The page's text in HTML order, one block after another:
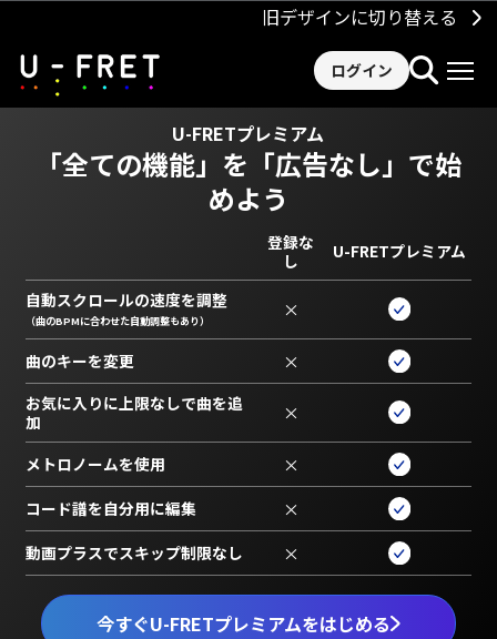
旧デザインに切り替える
ログイン
U-FRETプレミアム
「全ての機能」を 「広告なし」で始
めよう
今すぐU-FRETプレミアムをはじめる
登録な
し
U-FRETプレミアム
自動スクロールの速度を調整
（曲のBPMに合わせた自動調整もあり） ×
曲のキーを変更 ×
お気に入りに上限なしで曲を追
加
×
メトロノームを使用 ×
コード譜を自分用に編集 ×
動画プラスでスキップ制限なし ×